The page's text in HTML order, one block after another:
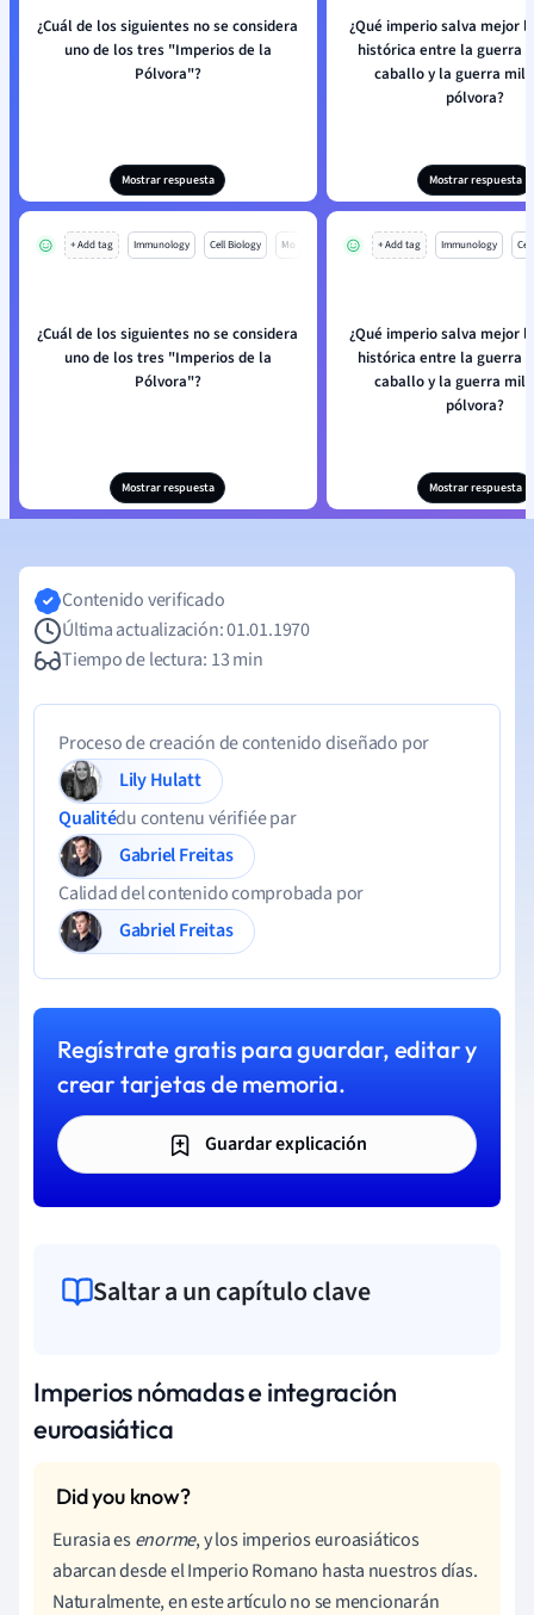
¿Cuál de los siguientes no se considera
uno de los tres "Imperios de la
Pólvora"?
Mostrar respuesta
¿Qué imperio salva mejor
histórica entre la guerra
caballo y la guerra
pólvora?
Mostrar respuesta
+ Add tag Immunology Cell Biology Mo
¿Cuál de los siguientes no se considera
uno de los tres "Imperios de la
Pólvora"?
Mostrar respuesta
+ Add tag Immunology
¿Qué imperio salva mejor
histórica entre la guerra
caballo y la guerra
pólvora?
Mostrar respuesta
Contenido verificado
Última actualización: 01.01.1970
Tiempo de lectura: 13 min
Proceso de creación de contenido diseñado por
Lily Hulatt
Qualitédu contenu vérifiée par
Gabriel Freitas
Calidad del contenido comprobada por
Gabriel Freitas
Regístrate gratis para guardar, editar y
crear tarjetas de memoria.
Guardar explicación
Saltar a un capítulo clave
Imperios nómadas e integración
euroasiática
Eurasia esenorme, y los imperios euroasiáticos
abarcan desde el Imperio Romano hasta nuestros días.
Naturalmente, en este artículo no se mencionarán